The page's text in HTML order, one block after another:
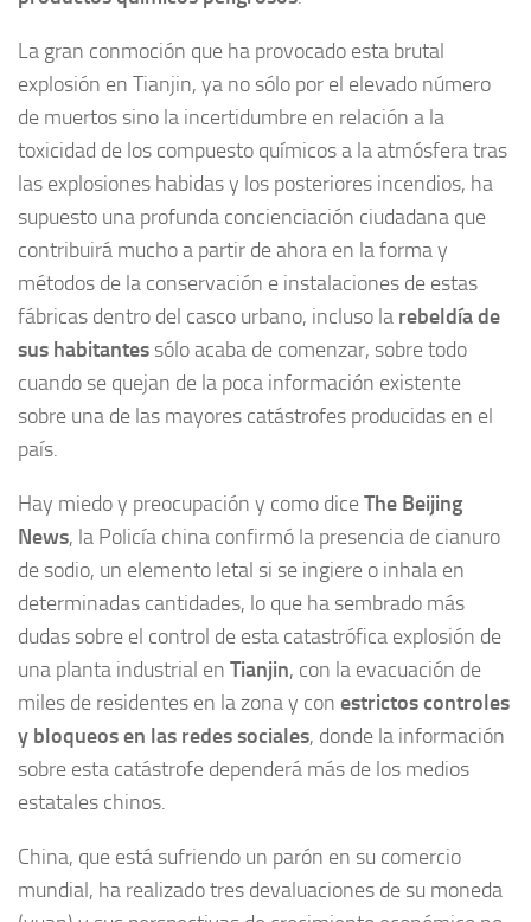
La gran conmoción que ha provocado esta brutal
explosión en Tianjin, ya no sólo por el elevado número
de muertos sino la incertidumbre en relación a la
toxicidad de los compuesto químicos a la atmósfera tras
las explosiones habidas y los posteriores incendios, ha
supuesto una profunda concienciación ciudadana que
contribuirá mucho a partir de ahora en la forma y
métodos de la conservación e instalaciones de estas
fábricas dentro del casco urbano, incluso la rebeldía de
sus habitantes sólo acaba de comenzar, sobre todo
cuando se quejan de la poca información existente
sobre una de las mayores catástrofes producidas en el
país.
Hay miedo y preocupación y como diceThe Beijing
News, la Policía china confirmó la presencia de cianuro
de sodio, un elemento letal si se ingiere o inhala en
determinadas cantidades, lo que ha sembrado más
dudas sobre el control de esta catastrófica explosión de
una planta industrial en Tianjin, con la evacuación de
miles de residentes en la zona y con estrictos controles
y bloqueos en las redes sociales, donde la información
sobre esta catástrofe dependerá más de los medios
estatales chinos.
China, que está sufriendo un parón en su comercio
mundial, ha realizado tres devaluaciones de su moneda